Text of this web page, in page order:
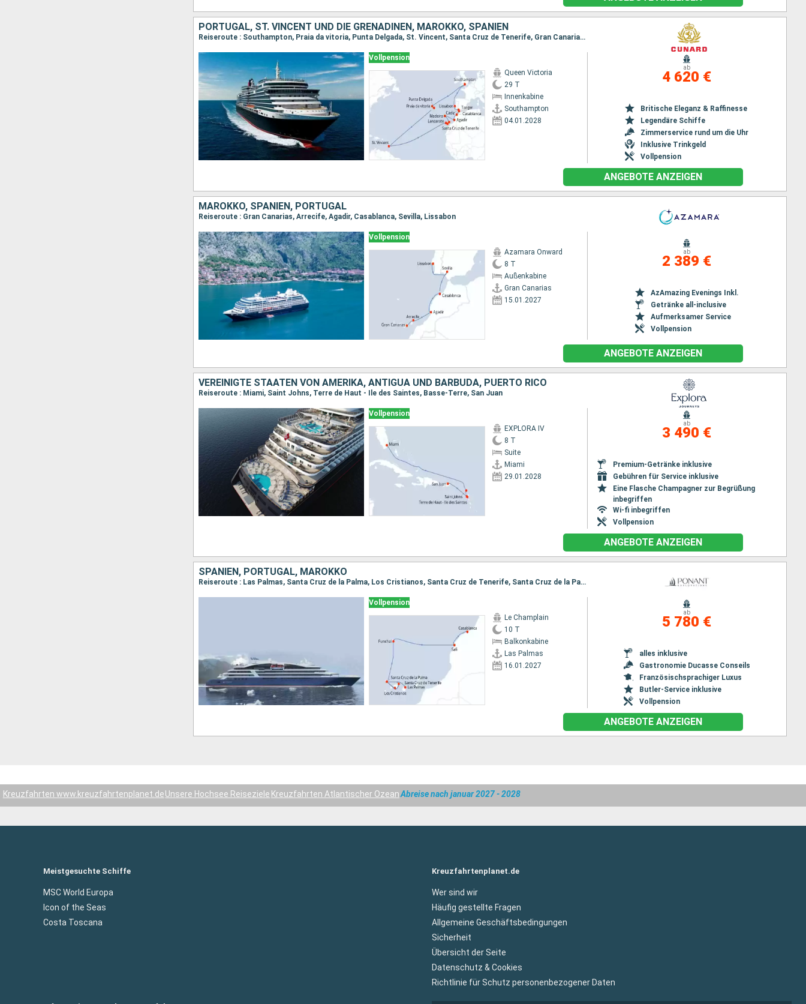
PORTUGAL, ST. VINCENT UND DIE GRENADINEN, MAROKKO, SPANIEN
Reiseroute : Southampton, Praia da vitoria, Punta Delgada, St. Vincent, Santa Cruz de Tenerife, Gran Canarias, Lanzarote, Madeira, Agadir, Casablanca, Tanger, Cádiz, Lissabon, Southampton
Vollpension
Queen Victoria
29 T
Innenkabine
Southampton
04.01.2028
ab
4 620 €
Britische Eleganz & Raffinesse
Legendäre Schiffe
Zimmerservice rund um die Uhr
Inklusive Trinkgeld
Vollpension
ANGEBOTE ANZEIGEN
MAROKKO, SPANIEN, PORTUGAL
Reiseroute : Gran Canarias, Arrecife, Agadir, Casablanca, Sevilla, Lissabon
Vollpension
Azamara Onward
8 T
Außenkabine
Gran Canarias
15.01.2027
ab
2 389 €
AzAmazing Evenings Inkl.
Getränke all-inclusive
Aufmerksamer Service
Vollpension
ANGEBOTE ANZEIGEN
VEREINIGTE STAATEN VON AMERIKA, ANTIGUA UND BARBUDA, PUERTO RICO
Reiseroute : Miami, Saint Johns, Terre de Haut - Ile des Saintes, Basse-Terre, San Juan
Vollpension
EXPLORA IV
8 T
Suite
Miami
29.01.2028
ab
3 490 €
Premium-Getränke inklusive
Gebühren für Service inklusive
Eine Flasche Champagner zur Begrüßung
inbegriffen
Wi-fi inbegriffen
Vollpension
ANGEBOTE ANZEIGEN
SPANIEN, PORTUGAL, MAROKKO
Reiseroute : Las Palmas, Santa Cruz de la Palma, Los Cristianos, Santa Cruz de Tenerife, Santa Cruz de la Palma, Funchal, Safi, Casablanca
Vollpension
Le Champlain
10 T
Balkonkabine
Las Palmas
16.01.2027
ab
5 780 €
alles inklusive
Gastronomie Ducasse Conseils
Französischsprachiger Luxus
Butler-Service inklusive
Vollpension
ANGEBOTE ANZEIGEN
Kreuzfahrten www.kreuzfahrtenplanet.deUnsere Hochsee Reiseziele Kreuzfahrten Atlantischer OzeanAbreise nach januar 2027 - 2028
Meistgesuchte Schiffe
MSC World Europa
Icon of the Seas
Costa Toscana
Kreuzfahrtenplanet.de
Wer sind wir
Häufig gestellte Fragen
Allgemeine Geschäftsbedingungen
Sicherheit
Übersicht der Seite
Datenschutz & Cookies
Richtlinie für Schutz personenbezogener Daten